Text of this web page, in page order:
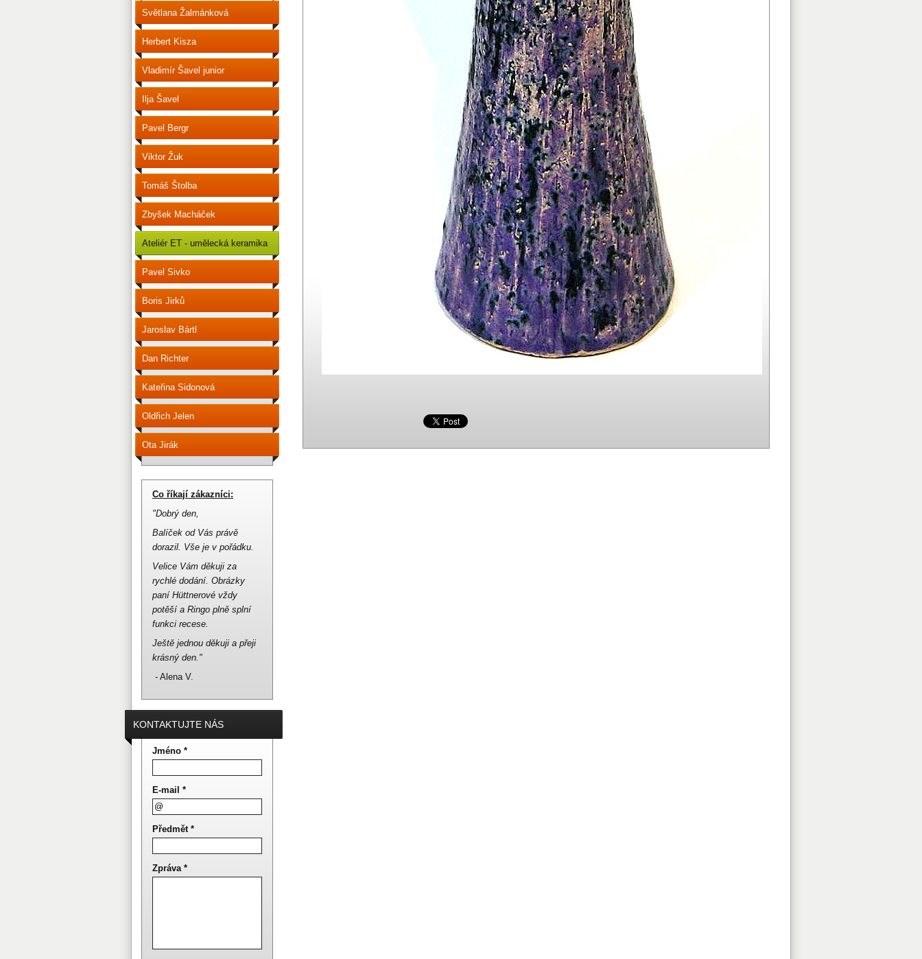
Světlana Žalmánková
Herbert Kisza
Vladimír Šavel junior
Ilja Šavel
Pavel Bergr
Viktor Žuk
Tomáš Štolba
Zbyšek Macháček
Ateliér ET - umělecká keramika
Pavel Sivko
Boris Jirků
Jaroslav Bártl
Dan Richter
Kateřina Sidonová
Oldřich Jelen
Ota Jirák
Co říkají zákazníci:
"Dobrý den,
Balíček od Vás právě
dorazil. Vše je v pořádku.
Velice Vám děkuji za
rychlé dodání. Obrázky
paní Hüttnerové vždy
potěší a Ringo plně splní
funkci recese.
Ještě jednou děkuji a přeji
krásný den."
- Alena V.
KONTAKTUJTE NÁS
Jméno *
E-mail *
Předmět *
Zpráva *